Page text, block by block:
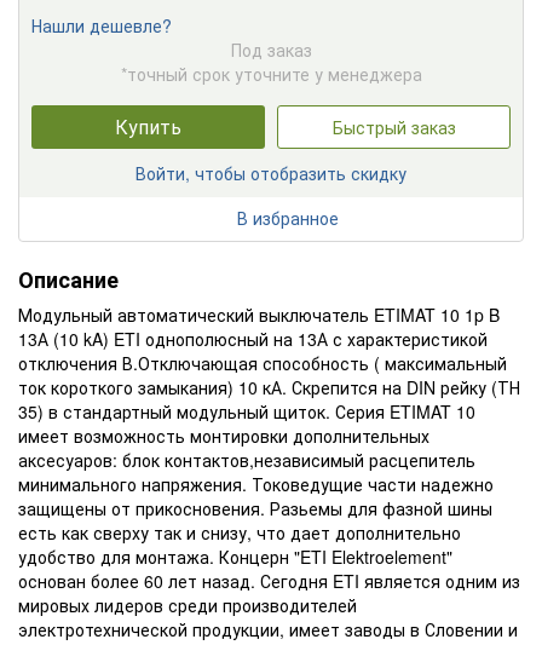
Нашли дешевле?
Под заказ
*точный срок уточните у менеджера
Купить
Быстрый заказ
Войти, чтобы отобразить скидку
В избранное
Описание
Модульный автоматический выключатель ETIMAT 10 1p B
13А (10 kA) ETI однополюсный на 13А с характеристикой
отключения В.Отключающая способность ( максимальный
ток короткого замыкания) 10 кА. Скрепится на DIN рейку (ТН
35) в стандартный модульный щиток. Серия ETIMAT 10
имеет возможность монтировки дополнительных
аксесуаров: блок контактов,независимый расцепитель
минимального напряжения. Токоведущие части надежно
защищены от прикосновения. Разьемы для фазной шины
есть как сверху так и снизу, что дает дополнительно
удобство для монтажа. Концерн "ETI Elektroelement"
основан более 60 лет назад. Сегодня ETI является одним из
мировых лидеров среди производителей
электротехнической продукции, имеет заводы в Словении и